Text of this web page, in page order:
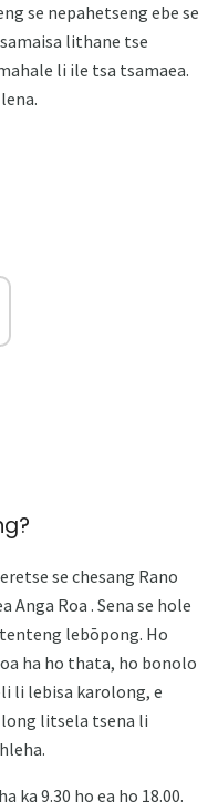
se nepahetseng ebe se
lithane tse
li ile tsa tsamaea.
se chesang Rano
Roa . Sena se hole
lebōpong. Ho
ha ho thata, ho bonolo
li lebisa karolong, e
litsela tsena li
ka 9.30 ho ea ho 18.00.